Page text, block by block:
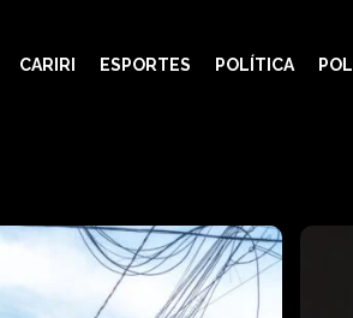
CARIRI ESPORTES POLÍTICA